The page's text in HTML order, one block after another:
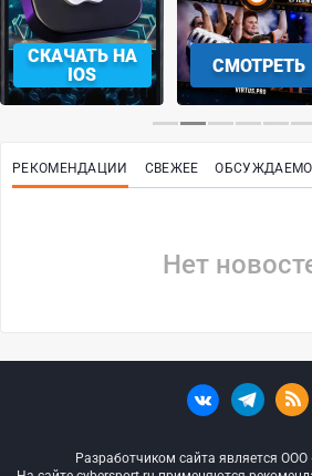
СКАЧАТЬ НА
IOS
СМОТРЕТЬ
РЕКОМЕНДАЦИИ СВЕЖЕЕ
Нет
Разработчиком сайта является